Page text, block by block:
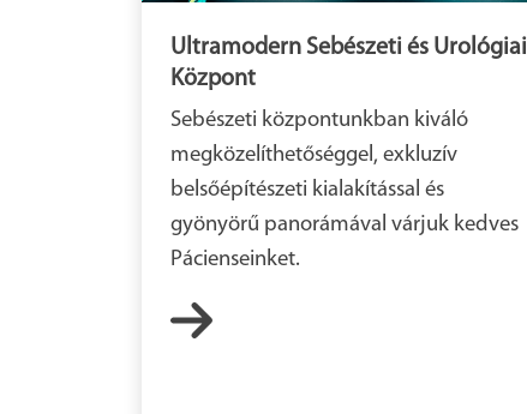
Ultramodern Sebészeti és Urológiai
Központ
Sebészeti központunkban kiváló
megközelíthetőséggel, exkluzív
belsőépítészeti kialakítással és
gyönyörű panorámával várjuk kedves
Pácienseinket.